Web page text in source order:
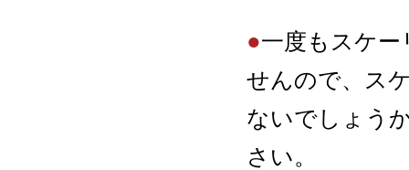
●一度もスケ
せんので、ス
ないでしょう
さい。